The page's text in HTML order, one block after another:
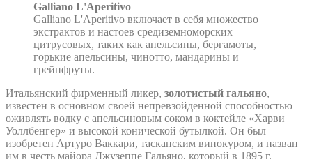
Galliano L'Aperitivo
Galliano L'Aperitivo включает в себя множество
экстрактов и настоев средиземноморских
цитрусовых, таких как апельсины, бергамоты,
горькие апельсины, чинотто, мандарины и
грейпфруты.
Итальянский фирменный ликер, золотистый гальяно,
известен в основном своей непревзойденной способностью
оживлять водку с апельсиновым соком в коктейле «Харви
Уоллбенгер» и высокой конической бутылкой. Он был
изобретен Артуро Ваккари, тасканским винокуром, и назван
им в честь майора Джузеппе Гальяно, который в 1895 г.